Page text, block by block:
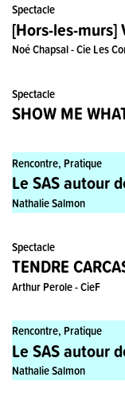
Spectacle
[Hors-les-murs]
Noé Chapsal - Cie Les
Spectacle
SHOW ME
Rencontre, Pratique
Le SAS autour
Nathalie Salmon
Spectacle
TENDRE
Arthur Perole - CieF
Rencontre, Pratique
Le SAS autour
Nathalie Salmon